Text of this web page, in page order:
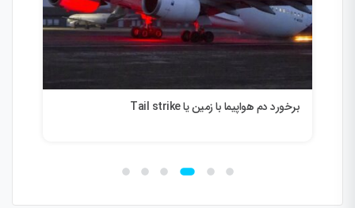
برخورد دم هواپیما با زمین یا Tail strike